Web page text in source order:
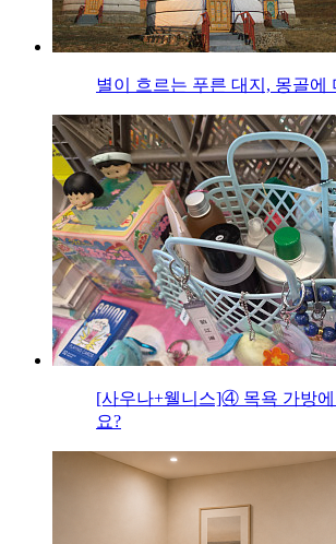
별이 흐르는 푸른 대지, 몽골에
[사우나+웰니스]④ 목욕 가방에
요?